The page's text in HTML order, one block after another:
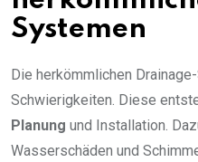
Systemen
Die herkömmlichen
Schwierigkeiten. Diese
Planung und Installation.
Wasserschäden und